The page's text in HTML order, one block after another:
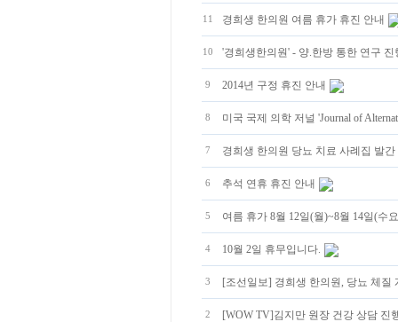
11 경희생 한의원 여름 휴가 휴진 안내
10 '경희생한의원' - 양.한방 통한 연구 진
9 2014년 구정 휴진 안내
8 미국 국제 의학 저널 'Journal of
7 경희생 한의원 당뇨 치료 사례집 발간
6 추석 연휴 휴진 안내
5 여름 휴가 8월 12일(월)~8월 14일(수
4 10월 2일 휴무입니다.
3 [조선일보] 경희생 한의원, 당뇨 체질
2 [WOW TV]김지만 원장 건강 상담 진